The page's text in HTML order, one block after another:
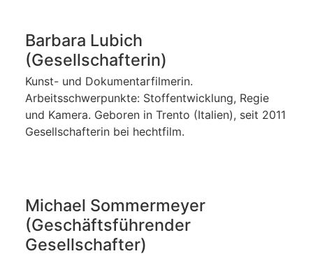
Barbara Lubich
(Gesellschafterin)
Kunst- und Dokumentarfilmerin.
Arbeitsschwerpunkte: Stoffentwicklung, Regie
und Kamera. Geboren in Trento (Italien), seit 2011
Gesellschafterin bei hechtfilm.
Michael Sommermeyer
(Geschäftsführender
Gesellschafter)